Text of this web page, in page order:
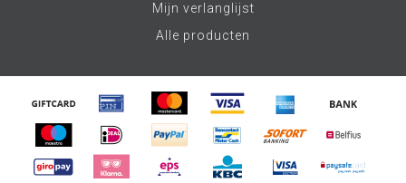
Mijn verlanglijst
Alle producten